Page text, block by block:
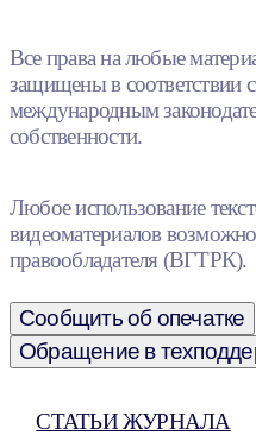
Все права на любые
защищены в соответствии
международным
собственности.
Любое использование
видеоматериалов возможно
правообладателя (ВГТРК).
Сообщить об опечатке
Обращение в
СТАТЬИ ЖУРНАЛА